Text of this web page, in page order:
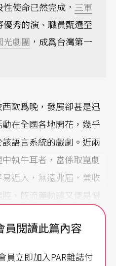
使命已然完成， 三軍
秀的演、職員甄選至
光劇團 ，成爲台灣第一
歐爲晚，發展卻甚是迅
在全國各地開花，幾乎
語言系統的戲劇。近兩
執牛耳者，當係取崑劇
近人，無遠弗屆，兼收
，旣流麗動聽又便易傳
，被尊稱爲京班、大戲、
員閱讀此篇內容
員立即加入PAR雜誌付